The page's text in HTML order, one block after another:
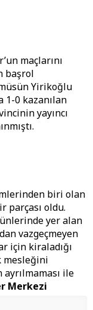
maçlarını
başrol
Yirikoğlu
1-0 kazanılan
yayıncı
biri olan
parçası oldu.
yer alan
vazgeçmeyen
için kiraladığı
mesleğini
ile
Merkezi